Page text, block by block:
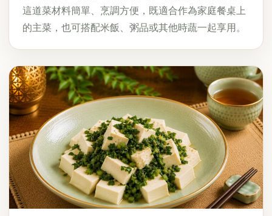
這道菜材料簡單、烹調方便，既適合作為家庭餐桌上
的主菜，也可搭配米飯、粥品或其他時蔬一起享用。